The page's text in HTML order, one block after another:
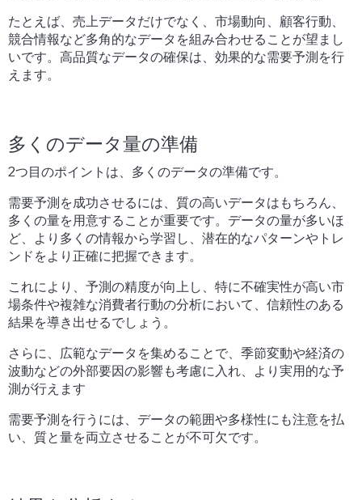
たとえば、売上データだけでなく、市場動向、顧客行動、
競合情報など多角的なデータを組み合わせることが望まし
いです。高品質なデータの確保は、効果的な需要予測を行
えます。
多くのデータ量の準備
2つ目のポイントは、多くのデータの準備です。
需要予測を成功させるには、質の高いデータはもちろん、
多くの量を用意することが重要です。データの量が多いほ
ど、より多くの情報から学習し、潜在的なパターンやトレ
ンドをより正確に把握できます。
これにより、予測の精度が向上し、特に不確実性が高い市
場条件や複雑な消費者行動の分析において、信頼性のある
結果を導き出せるでしょう。
さらに、広範なデータを集めることで、季節変動や経済の
波動などの外部要因の影響も考慮に入れ、より実用的な予
測が行えます
需要予測を行うには、データの範囲や多様性にも注意を払
い、質と量を両立させることが不可欠です。